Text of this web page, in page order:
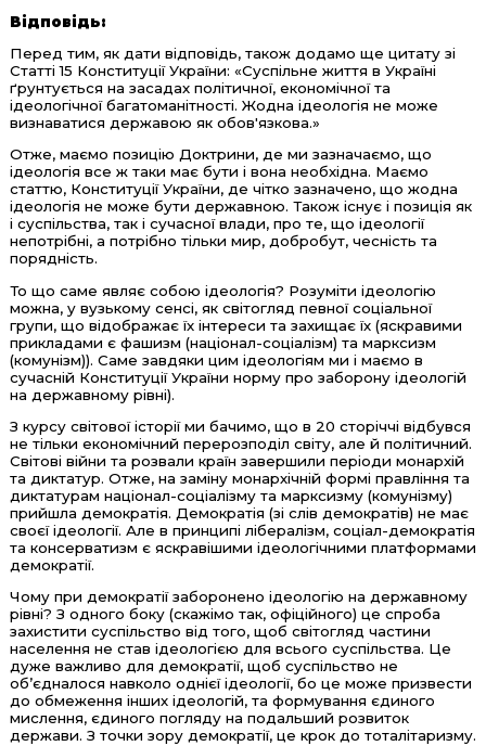
Відповідь:
Перед тим, як дати відповідь, також додамо ще цитату зі
Статті 15 Конституції України: «Суспільне життя в Україні
ґрунтується на засадах політичної, економічної та
ідеологічної багатоманітності. Жодна ідеологія не може
визнаватися державою як обов'язкова.»
Отже, маємо позицію Доктрини, де ми зазначаємо, що
ідеологія все ж таки має бути і вона необхідна. Маємо
статтю, Конституції України, де чітко зазначено, що жодна
ідеологія не може бути державною. Також існує і позиція як
і суспільства, так і сучасної влади, про те, що ідеології
непотрібні, а потрібно тільки мир, добробут, чесність та
порядність.
То що саме являє собою ідеологія? Розуміти ідеологію
можна, у вузькому сенсі, як світогляд певної соціальної
групи, що відображає їх інтереси та захищає їх (яскравими
прикладами є фашизм (націонал-соціалізм) та марксизм
(комунізм)). Саме завдяки цим ідеологіям ми і маємо в
сучасній Конституції України норму про заборону ідеологій
на державному рівні).
З курсу світової історії ми бачимо, що в 20 сторіччі відбувся
не тільки економічний перерозподіл світу, але й політичний.
Світові війни та розвали країн завершили періоди монархій
та диктатур. Отже, на заміну монархічній формі правління та
диктатурам націонал-соціалізму та марксизму (комунізму)
прийшла демократія. Демократія (зі слів демократів) не має
своєї ідеології. Але в принципі лібералізм, соціал-демократія
та консерватизм є яскравішими ідеологічними платформами
демократії.
Чому при демократії заборонено ідеологію на державному
рівні? З одного боку (скажімо так, офіційного) це спроба
захистити суспільство від того, щоб світогляд частини
населення не став ідеологією для всього суспільства. Це
дуже важливо для демократії, щоб суспільство не
об’єдналося навколо однієї ідеології, бо це може призвести
до обмеження інших ідеологій, та формування єдиного
мислення, єдиного погляду на подальший розвиток
держави. З точки зору демократії, це крок до тоталітаризму.